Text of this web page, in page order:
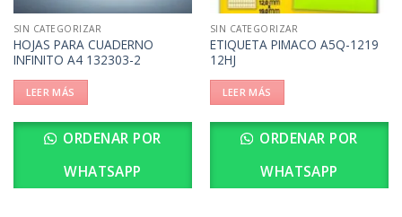
SIN CATEGORIZAR
HOJAS PARA CUADERNO
INFINITO A4 132303-2
LEER MÁS
ORDENAR POR
WHATSAPP
SIN CATEGORIZAR
ETIQUETA PIMACO A5Q-1219
12HJ
LEER MÁS
ORDENAR POR
WHATSAPP